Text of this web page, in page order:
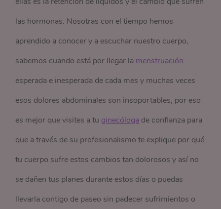
las hormonas. Nosotras con el tiempo hemos
aprendido a conocer y a escuchar nuestro cuerpo,
sabemos cuando está por llegar la menstruación
esperada e inesperada de cada mes y muchas veces
esos dolores abdominales son insoportables, por eso
es mejor que visites a tu ginecóloga de confianza para
que a través de su profesionalismo te explique por qué
tu cuerpo sufre estos cambios tan dolorosos y así no
se dañen tus planes durante estos días o puedas
llevarla contigo de paseo sin padecer sufrimientos o